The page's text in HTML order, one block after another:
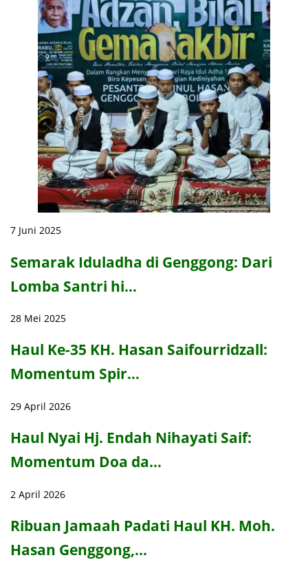
7 Juni 2025
Semarak Iduladha di Genggong: Dari
Lomba Santri hi…
28 Mei 2025
Haul Ke-35 KH. Hasan Saifourridzall:
Momentum Spir…
29 April 2026
Haul Nyai Hj. Endah Nihayati Saif:
Momentum Doa da…
2 April 2026
Ribuan Jamaah Padati Haul KH. Moh.
Hasan Genggong,…